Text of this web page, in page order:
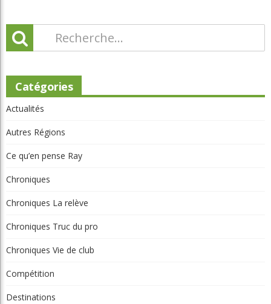
Catégories
Actualités
Autres Régions
Ce qu’en pense Ray
Chroniques
Chroniques La relève
Chroniques Truc du pro
Chroniques Vie de club
Compétition
Destinations